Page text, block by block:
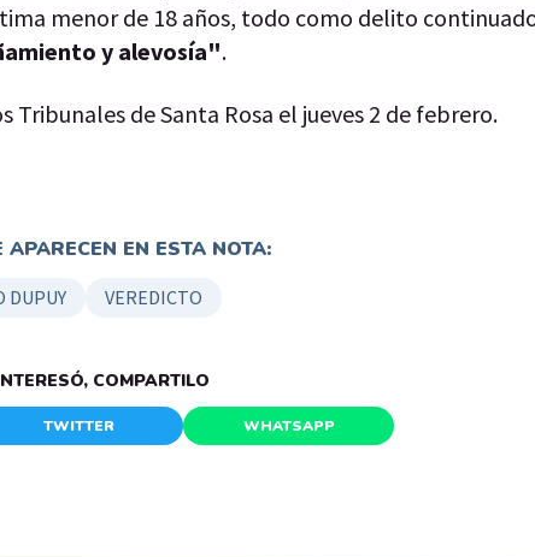
menor de 18 años, todo como delito
y alevosía".
de Santa Rosa el jueves 2 de febrero.
APARECEN EN ESTA NOTA:
DUPUY VEREDICTO
COMPARTILO
TWITTER WHATSAPP